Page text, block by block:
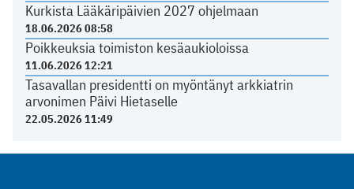
Kurkista Lääkäripäivien 2027 ohjelmaan
18.06.2026 08:58
Poikkeuksia toimiston kesäaukioloissa
11.06.2026 12:21
Tasavallan presidentti on myöntänyt arkkiatrin
arvonimen Päivi Hietaselle
22.05.2026 11:49